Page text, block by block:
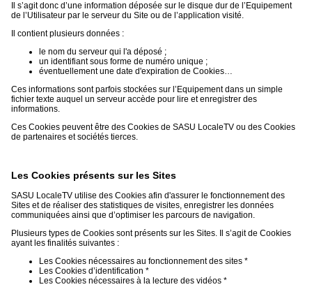
Il s’agit donc d’une information déposée sur le disque dur de l’Equipement
de l’Utilisateur par le serveur du Site ou de l’application visité.
Il contient plusieurs données :
le nom du serveur qui l'a déposé ;
un identifiant sous forme de numéro unique ;
éventuellement une date d'expiration de Cookies…
Ces informations sont parfois stockées sur l’Equipement dans un simple
fichier texte auquel un serveur accède pour lire et enregistrer des
informations.
Ces Cookies peuvent être des Cookies de SASU LocaleTV ou des Cookies
de partenaires et sociétés tierces.
Les Cookies présents sur les Sites
SASU LocaleTV utilise des Cookies afin d'assurer le fonctionnement des
Sites et de réaliser des statistiques de visites, enregistrer les données
communiquées ainsi que d’optimiser les parcours de navigation.
Plusieurs types de Cookies sont présents sur les Sites. Il s’agit de Cookies
ayant les finalités suivantes :
Les Cookies nécessaires au fonctionnement des sites *
Les Cookies d’identification *
Les Cookies nécessaires à la lecture des vidéos *